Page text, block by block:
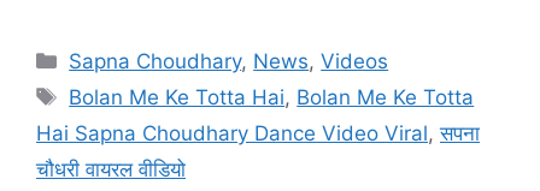
Categories
Sapna Choudhary, News,Videos
Tags
Bolan Me Ke Totta Hai, Bolan Me Ke Totta
Hai Sapna Choudhary Dance Video Viral,सपना
चौधरी वायरल वीडियो